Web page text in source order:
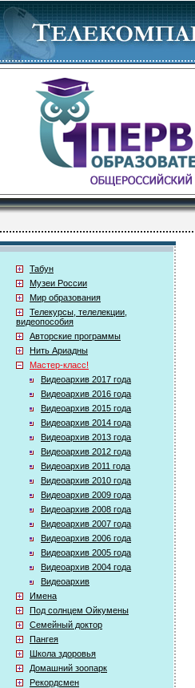
Табун
Музеи России
Мир образования
Телекурсы, телелекции,
видеопособия
Авторские программы
Нить Ариадны
Мастер-класс!
Видеоархив 2017 года
Видеоархив 2016 года
Видеоархив 2015 года
Видеоархив 2014 года
Видеоархив 2013 года
Видеоархив 2012 года
Видеоархив 2011 года
Видеоархив 2010 года
Видеоархив 2009 года
Видеоархив 2008 года
Видеоархив 2007 года
Видеоархив 2006 года
Видеоархив 2005 года
Видеоархив 2004 года
Видеоархив
Имена
Под солнцем Ойкумены
Семейный доктор
Пангея
Школа здоровья
Домашний зоопарк
Рекордсмен